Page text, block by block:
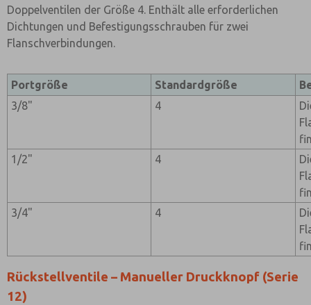
Doppelventilen der Größe 4. Enthält alle erforderlichen
Dichtungen und Befestigungsschrauben für zwei
Flanschverbindungen.
Portgröße Standardgröße
3/8"
4
1/2"
4
3/4"
4
Rückstellventile – Manueller Druckknopf (Serie
12)